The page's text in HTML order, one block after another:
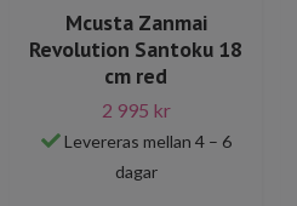
Mcusta Zanmai
Revolution Santoku 18
cm red
2 995 kr
Levereras mellan 4 – 6
dagar